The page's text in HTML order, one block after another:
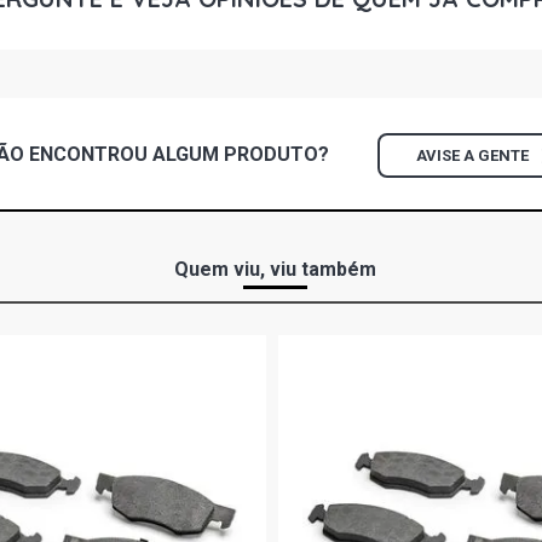
(2004 -
206
2008)
206
2006)
ENCONTROU ALGUM PRODUTO? AVISE A GENTE
Quem viu, viu também